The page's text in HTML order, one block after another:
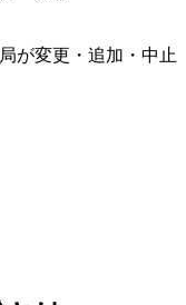
が変更・追加・中止